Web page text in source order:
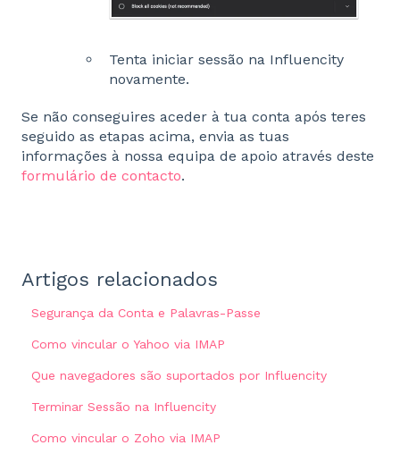
Tenta iniciar sessão na Influencity
novamente.
Se não conseguires aceder à tua conta após teres
seguido as etapas acima, envia as tuas
informações à nossa equipa de apoio através deste
formulário de contacto.
Artigos relacionados
Segurança da Conta e Palavras-Passe
Como vincular o Yahoo via IMAP
Que navegadores são suportados por Influencity
Terminar Sessão na Influencity
Como vincular o Zoho via IMAP